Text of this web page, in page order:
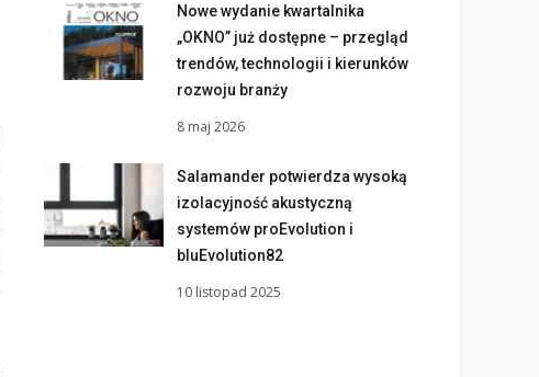
Nowe wydanie kwartalnika
„OKNO” już dostępne – przegląd
trendów, technologii i kierunków
rozwoju branży
8 maj 2026
Salamander potwierdza wysoką
izolacyjność akustyczną
systemów proEvolution i
bluEvolution82
10 listopad 2025